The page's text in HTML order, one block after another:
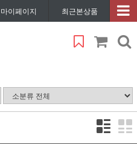
마이페이지 최근본상품